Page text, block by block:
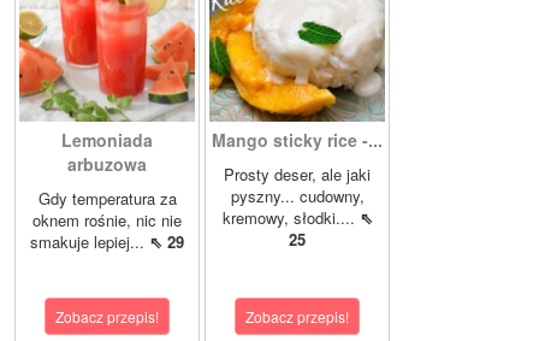
Lemoniada
arbuzowa
Gdy temperatura za
oknem rośnie, nic nie
smakuje lepiej... ⇖ 29
Zobacz przepis!
Mango sticky rice -...
Prosty deser, ale jaki
pyszny... cudowny,
kremowy, słodki.... ⇖
25
Zobacz przepis!